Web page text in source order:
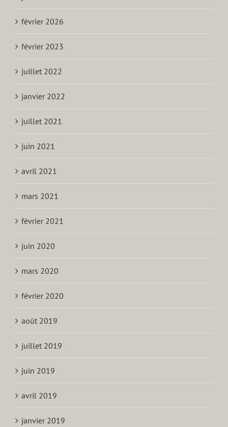
février 2026
février 2023
juillet 2022
janvier 2022
juillet 2021
juin 2021
avril 2021
mars 2021
février 2021
juin 2020
mars 2020
février 2020
août 2019
juillet 2019
juin 2019
avril 2019
janvier 2019